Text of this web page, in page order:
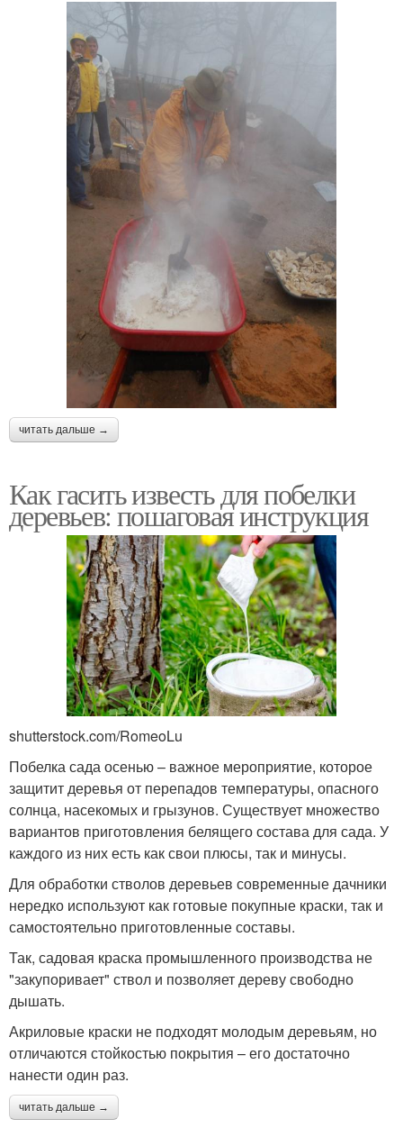
читать дальше →
Как гасить известь для побелки
деревьев: пошаговая инструкция
shutterstock.com/RomeoLu
Побелка сада осенью – важное мероприятие, которое
защитит деревья от перепадов температуры, опасного
солнца, насекомых и грызунов. Существует множество
вариантов приготовления белящего состава для сада. У
каждого из них есть как свои плюсы, так и минусы.
Для обработки стволов деревьев современные дачники
нередко используют как готовые покупные краски, так и
самостоятельно приготовленные составы.
Так, садовая краска промышленного производства не
"закупоривает" ствол и позволяет дереву свободно
дышать.
Акриловые краски не подходят молодым деревьям, но
отличаются стойкостью покрытия – его достаточно
нанести один раз.
читать дальше →